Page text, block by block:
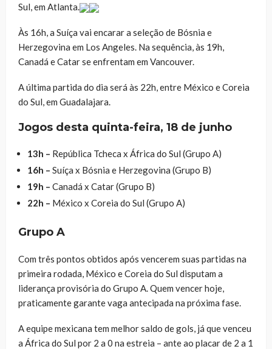
Sul, em Atlanta.
Às 16h, a Suíça vai encarar a seleção de Bósnia e
Herzegovina em Los Angeles. Na sequência, às 19h,
Canadá e Catar se enfrentam em Vancouver.
A última partida do dia será às 22h, entre México e Coreia
do Sul, em Guadalajara.
Jogos desta quinta-feira, 18 de junho
13h – República Tcheca x África do Sul (Grupo A)
16h – Suíça x Bósnia e Herzegovina (Grupo B)
19h – Canadá x Catar (Grupo B)
22h – México x Coreia do Sul (Grupo A)
Grupo A
Com três pontos obtidos após vencerem suas partidas na
primeira rodada, México e Coreia do Sul disputam a
liderança provisória do Grupo A. Quem vencer hoje,
praticamente garante vaga antecipada na próxima fase.
A equipe mexicana tem melhor saldo de gols, já que venceu
a África do Sul por 2 a 0 na estreia – ante ao placar de 2 a 1